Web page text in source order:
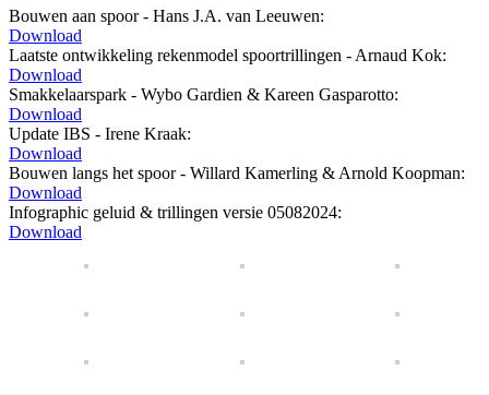
Bouwen aan spoor - Hans J.A. van Leeuwen:
Download
Laatste ontwikkeling rekenmodel spoortrillingen - Arnaud Kok:
Download
Smakkelaarspark - Wybo Gardien & Kareen Gasparotto:
Download
Update IBS - Irene Kraak:
Download
Bouwen langs het spoor - Willard Kamerling & Arnold Koopman:
Download
Infographic geluid & trillingen versie 05082024:
Download